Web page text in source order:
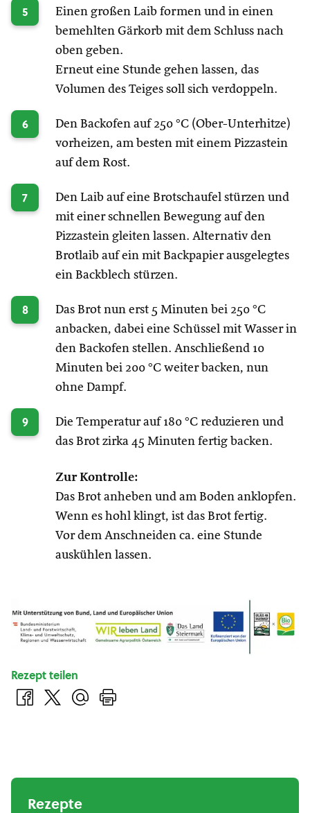
5
Einen großen Laib formen und in einen
bemehlten Gärkorb mit dem Schluss nach
oben geben.
Erneut eine Stunde gehen lassen, das
Volumen des Teiges soll sich verdoppeln.
6
Den Backofen auf 250 °C (Ober-Unterhitze)
vorheizen, am besten mit einem Pizzastein
auf dem Rost.
7
Den Laib auf eine Brotschaufel stürzen und
mit einer schnellen Bewegung auf den
Pizzastein gleiten lassen. Alternativ den
Brotlaib auf ein mit Backpapier ausgelegtes
ein Backblech stürzen.
8
Das Brot nun erst 5 Minuten bei 250 °C
anbacken, dabei eine Schüssel mit Wasser in
den Backofen stellen. Anschließend 10
Minuten bei 200 °C weiter backen, nun
ohne Dampf.
9
Die Temperatur auf 180 °C reduzieren und
das Brot zirka 45 Minuten fertig backen.
Zur Kontrolle:
Das Brot anheben und am Boden anklopfen.
Wenn es hohl klingt, ist das Brot fertig.
Vor dem Anschneiden ca. eine Stunde
auskühlen lassen.
Rezept teilen
Rezepte